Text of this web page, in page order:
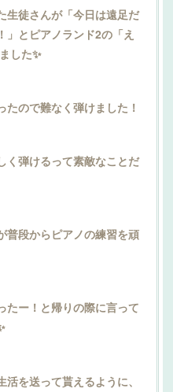
生徒さんが「今日は遠足だ
」とピアノランド2の「え
した✨
ので難なく弾けました！
く弾けるって素敵なことだ
普段からピアノの練習を頑
たー！と帰りの際に言って
を送って貰えるように、